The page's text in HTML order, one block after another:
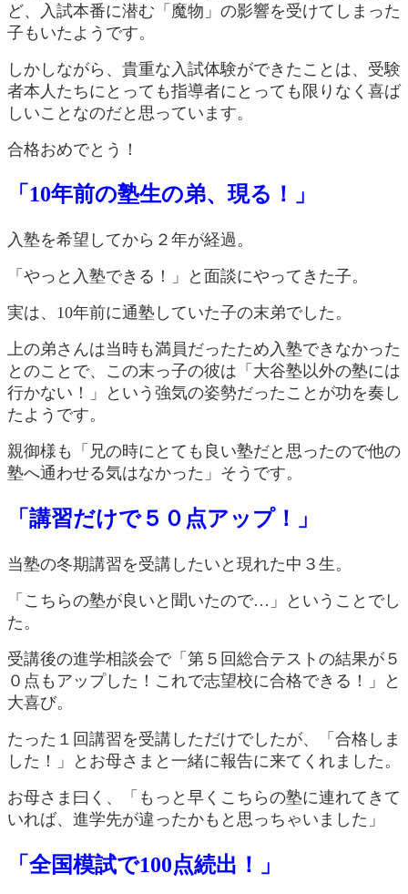
ど、入試本番に潜む「魔物」の影響を受けてしまった
子もいたようです。
しかしながら、貴重な入試体験ができたことは、受験
者本人たちにとっても指導者にとっても限りなく喜ば
しいことなのだと思っています。
合格おめでとう！
「10年前の塾生の弟、現る！」
入塾を希望してから２年が経過。
「やっと入塾できる！」と面談にやってきた子。
実は、10年前に通塾していた子の末弟でした。
上の弟さんは当時も満員だったため入塾できなかった
とのことで、この末っ子の彼は「大谷塾以外の塾には
行かない！」という強気の姿勢だったことが功を奏し
たようです。
親御様も「兄の時にとても良い塾だと思ったので他の
塾へ通わせる気はなかった」そうです。
「講習だけで５０点アップ！」
当塾の冬期講習を受講したいと現れた中３生。
「こちらの塾が良いと聞いたので…」ということでし
た。
受講後の進学相談会で「第５回総合テストの結果が５
０点もアップした！これで志望校に合格できる！」と
大喜び。
たった１回講習を受講しただけでしたが、「合格しま
した！」とお母さまと一緒に報告に来てくれました。
お母さま曰く、「もっと早くこちらの塾に連れてきて
いれば、進学先が違ったかもと思っちゃいました」
「全国模試で100点続出！」